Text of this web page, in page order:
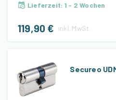
Lieferzeit: 1 - 2 Wochen
119,90 € inkl. MwSt.
Secureo